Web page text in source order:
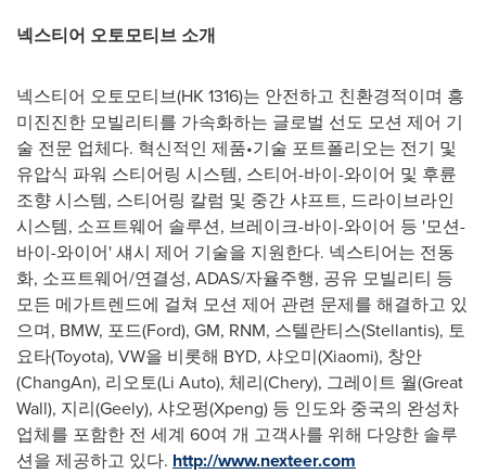
넥스티어 오토모티브 소개
넥스티어 오토모티브(HK 1316)는 안전하고 친환경적이며 흥
미진진한 모빌리티를 가속화하는 글로벌 선도 모션 제어 기
술 전문 업체다. 혁신적인 제품•기술 포트폴리오는 전기 및
유압식 파워 스티어링 시스템, 스티어-바이-와이어 및 후륜
조향 시스템, 스티어링 칼럼 및 중간 샤프트, 드라이브라인
시스템, 소프트웨어 솔루션, 브레이크-바이-와이어 등 '모션-
바이-와이어' 섀시 제어 기술을 지원한다. 넥스티어는 전동
화, 소프트웨어/연결성, ADAS/자율주행, 공유 모빌리티 등
모든 메가트렌드에 걸쳐 모션 제어 관련 문제를 해결하고 있
으며, BMW, 포드(Ford), GM, RNM, 스텔란티스(Stellantis), 토
요타(Toyota), VW을 비롯해 BYD, 샤오미(Xiaomi), 창안
(ChangAn), 리오토(Li Auto), 체리(Chery), 그레이트 월(Great
Wall), 지리(Geely), 샤오펑(Xpeng) 등 인도와 중국의 완성차
업체를 포함한 전 세계 60여 개 고객사를 위해 다양한 솔루
션을 제공하고 있다. http://www.nexteer.com